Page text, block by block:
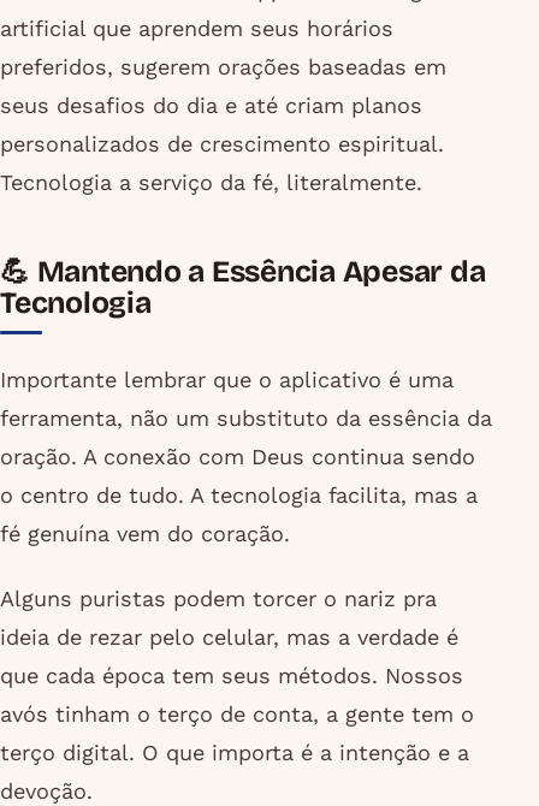
artificial que aprendem seus horários
preferidos, sugerem orações baseadas em
seus desafios do dia e até criam planos
personalizados de crescimento espiritual.
Tecnologia a serviço da fé, literalmente.
💪 Mantendo a Essência Apesar da
Tecnologia
Importante lembrar que o aplicativo é uma
ferramenta, não um substituto da essência da
oração. A conexão com Deus continua sendo
o centro de tudo. A tecnologia facilita, mas a
fé genuína vem do coração.
Alguns puristas podem torcer o nariz pra
ideia de rezar pelo celular, mas a verdade é
que cada época tem seus métodos. Nossos
avós tinham o terço de conta, a gente tem o
terço digital. O que importa é a intenção e a
devoção.